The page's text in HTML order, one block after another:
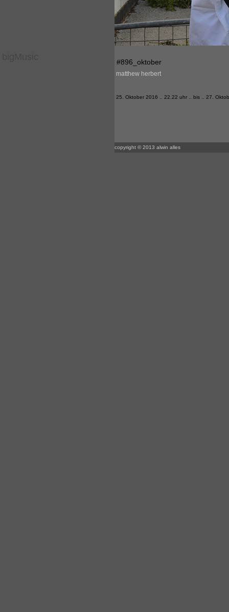
#896_oktober
matthew herbert
25. Oktober 2016 .. 22.22 uhr .. bis .. 27.
copyright © 2013 alwin alles